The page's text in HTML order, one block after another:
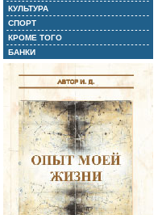
КУЛЬТУРА
СПОРТ
КРОМЕ ТОГО
БАНКИ